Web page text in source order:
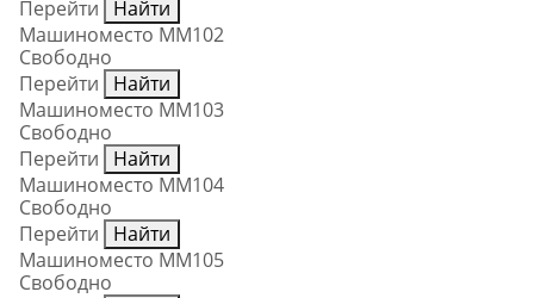
Перейти
Найти
Машиноместо ММ102
Свободно
Перейти
Найти
Машиноместо ММ103
Свободно
Перейти
Найти
Машиноместо ММ104
Свободно
Перейти
Найти
Машиноместо ММ105
Свободно